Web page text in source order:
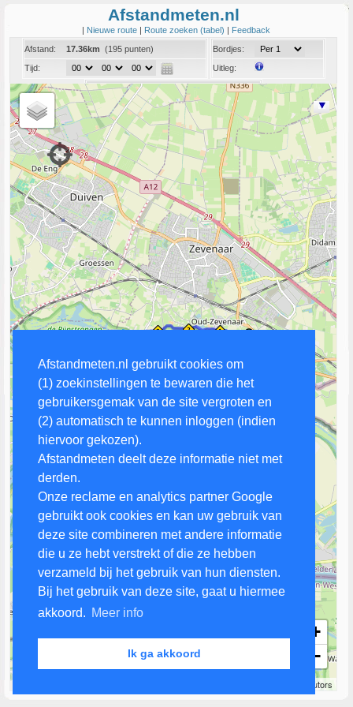
Afstandmeten.nl gebruikt cookies om
(1) zoekinstellingen te bewaren die het
gebruikersgemak van de site vergroten en
(2) automatisch te kunnen inloggen (indien
hiervoor gekozen).
Afstandmeten deelt deze informatie niet met
derden.
Onze reclame en analytics partner Google
gebruikt ook cookies en kan uw gebruik van
deze site combineren met andere informatie
die u ze hebt verstrekt of die ze hebben
verzameld bij het gebruik van hun diensten.
Bij het gebruik van deze site, gaat u hiermee
akkoord. Meer info
Ik ga akkoord
Afstandmeten.nl
| Nieuwe route | Route zoeken (tabel) | Feedback
Afstand:
17.36km (195 punten)
Tijd:
Bordjes:
Uitleg:
Coord:
Info:
Link naar deze route
+
−
contributors